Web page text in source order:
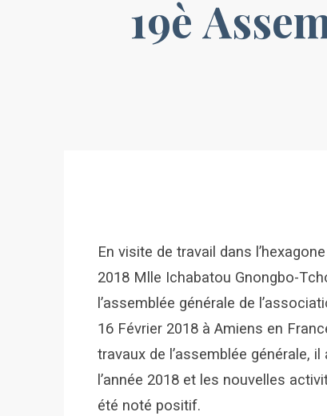
19è
En visite de travail dans
2018 Mlle Ichabatou Gnongbo-
l’assemblée générale de
16 Février 2018 à Amiens en
travaux de l’assemblée générale,
l’année 2018 et les nouvelles
été noté positif.